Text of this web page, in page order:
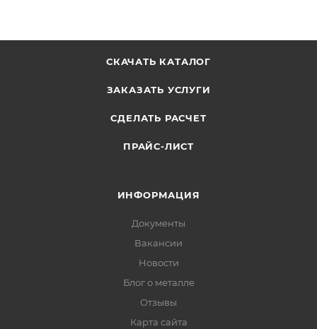
СКАЧАТЬ КАТАЛОГ
ЗАКАЗАТЬ УСЛУГИ
СДЕЛАТЬ РАСЧЕТ
ПРАЙС-ЛИСТ
ИНФОРМАЦИЯ
Документы
Вакансии
Новости
Блог о металле
Отзывы
Карта сайта